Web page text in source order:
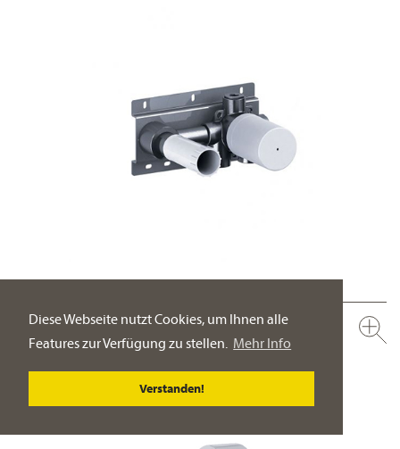
Diese Webseite nutzt Cookies, um Ihnen alle
Features zur Verfügung zu stellen. Mehr Info
Verstanden!
649.20.362.000
Wand-Waschtisch 1-Hand Batterie ½“, Einbaukörper